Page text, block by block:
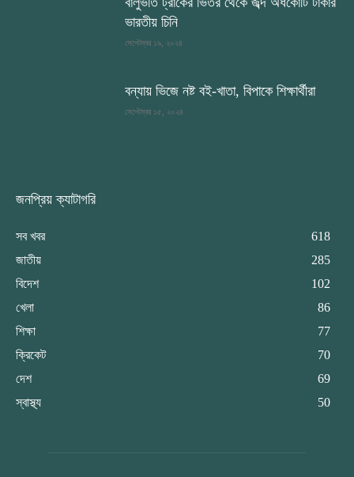
ভারতীয় চিনি
সেপ্টেম্বর ১৯, ২০২৪
বন্যায় ভিজে নষ্ট বই-খাতা, বিপাকে শিক্ষার্থীরা
সেপ্টেম্বর ১৫, ২০২৪
জনপ্রিয় ক্যাটাগরি
সব খবর
618
জাতীয়
285
বিদেশ
102
খেলা
86
শিক্ষা
77
ক্রিকেট
70
দেশ
69
স্বাস্থ্য
50